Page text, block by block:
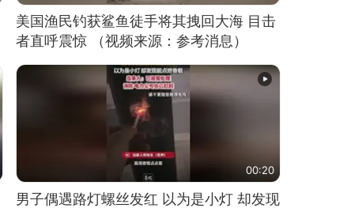
美国渔民钓获鲨鱼徒手将其拽回大海 目击
者直呼震惊 （视频来源：参考消息）
00:20
男子偶遇路灯螺丝发红 以为是小灯 却发现